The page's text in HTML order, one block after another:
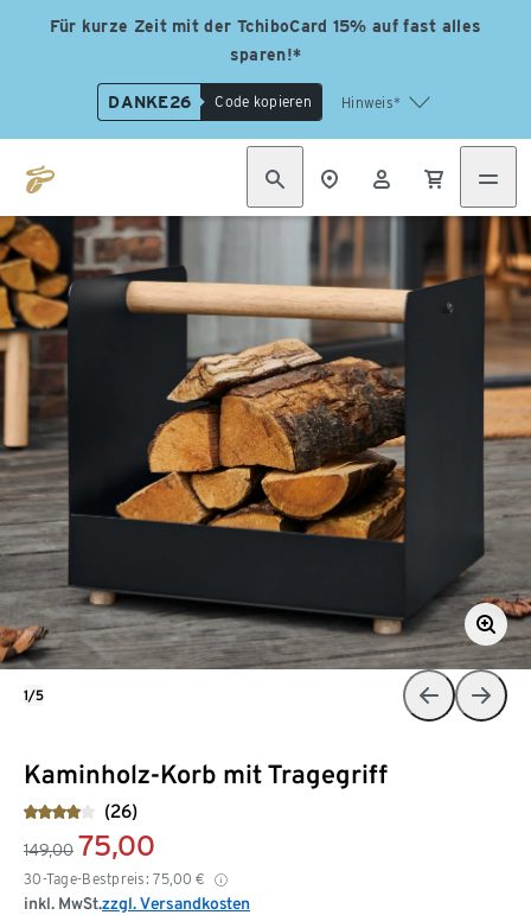
Für kurze Zeit mit der TchiboCard 15% auf fast alles
sparen!*
DANKE26 Code kopieren Hinweis*
Kaminholz-Korb mit Tragegriff
(26)
149,00 75,00
30-Tage-Bestpreis: 75,00 €
inkl. MwSt.zzgl. Versandkosten
1/5